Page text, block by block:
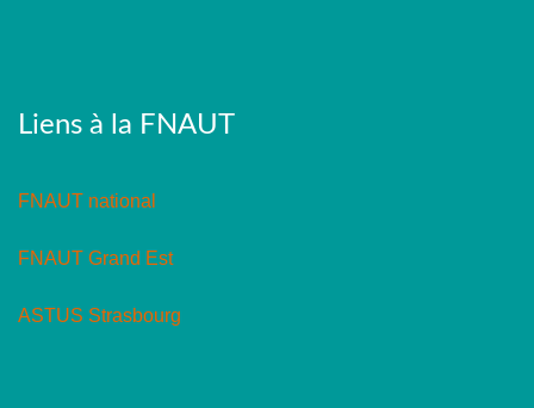
Liens à la FNAUT
FNAUT national
FNAUT Grand Est
ASTUS Strasbourg